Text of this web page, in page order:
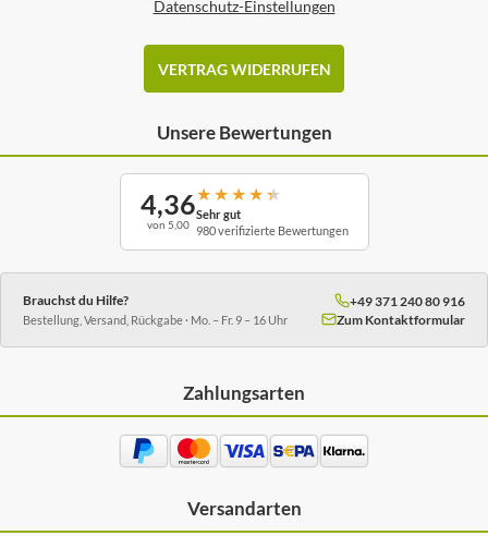
Datenschutz-Einstellungen
VERTRAG WIDERRUFEN
Unsere Bewertungen
4,36
von 5,00
★ ★ ★ ★ ★
Sehr gut
980 verifizierte Bewertungen
Brauchst du Hilfe?
Bestellung, Versand, Rückgabe · Mo. – Fr. 9 – 16 Uhr
+49 371 240 80 916
Zum Kontaktformular
Zahlungsarten
Versandarten